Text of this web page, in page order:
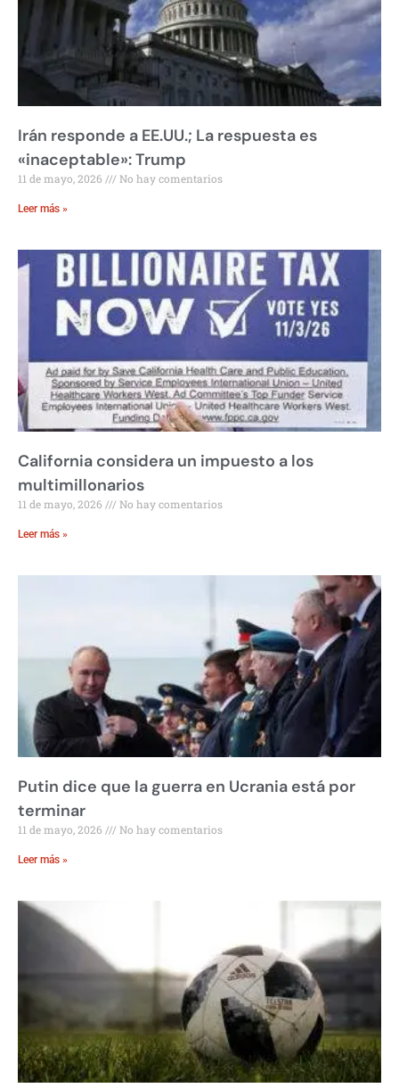
Irán responde a EE.UU.; La respuesta es
«inaceptable»: Trump
11 de mayo, 2026 No hay comentarios
Leer más »
California considera un impuesto a los
multimillonarios
11 de mayo, 2026 No hay comentarios
Leer más »
Putin dice que la guerra en Ucrania está por
terminar
11 de mayo, 2026 No hay comentarios
Leer más »